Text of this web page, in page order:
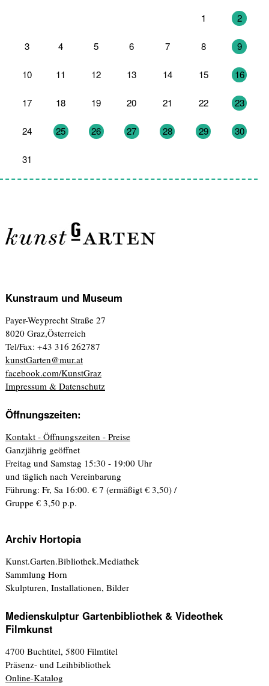
1 2
3 4 5 6 7 8 9
10 11 12 13 14 15 16
17 18 19 20 21 22 23
24 25 26 27 28 29 30
31
Kunstraum und Museum
Payer-Weyprecht Straße 27
8020 Graz,Österreich
Tel/Fax: +43 316 262787
kunstGarten@mur.at
facebook.com/KunstGraz
Impressum & Datenschutz
Öffnungszeiten:
Kontakt - Öffnungszeiten - Preise
Ganzjährig geöffnet
Freitag und Samstag 15:30 - 19:00 Uhr
und täglich nach Vereinbarung
Führung: Fr, Sa 16:00. € 7 (ermäßigt € 3,50) /
Gruppe € 3,50 p.p.
Archiv Hortopia
Kunst.Garten.Bibliothek.Mediathek
Sammlung Horn
Skulpturen, Installationen, Bilder
Medienskulptur Gartenbibliothek & Videothek
Filmkunst
4700 Buchtitel, 5800 Filmtitel
Präsenz- und Leihbibliothek
Online-Katalog